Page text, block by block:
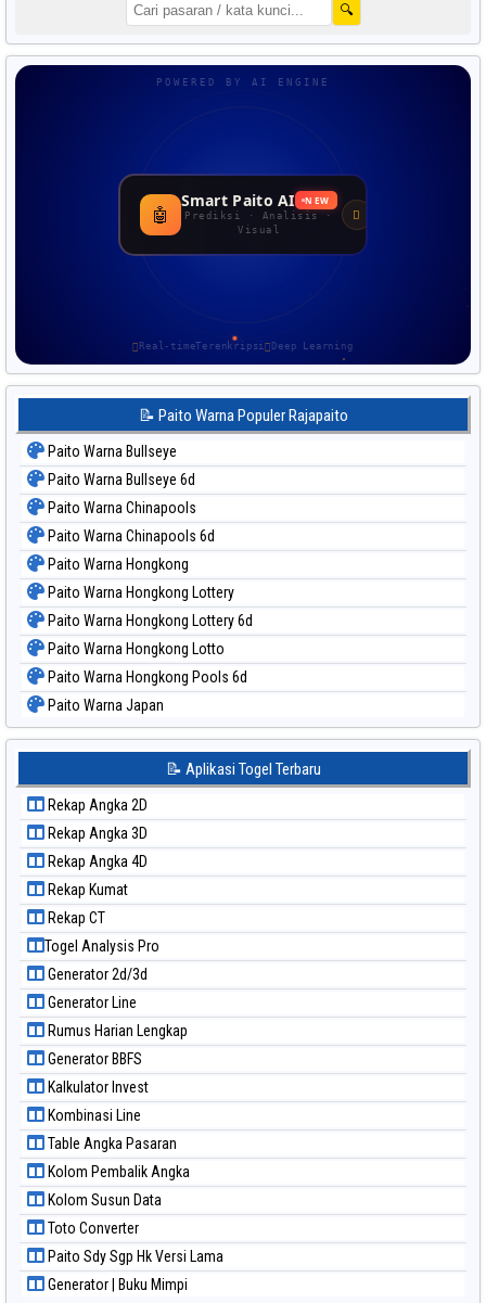
🔍
POWERED BY AI ENGINE
🤖
Smart Paito AI NEW
Prediksi · Analisis ·
Visual
Real-timeTerenkripsi Deep Learning
📝 Paito Warna Populer Rajapaito
Paito Warna Bullseye
Paito Warna Bullseye 6d
Paito Warna Chinapools
Paito Warna Chinapools 6d
Paito Warna Hongkong
Paito Warna Hongkong Lottery
Paito Warna Hongkong Lottery 6d
Paito Warna Hongkong Lotto
Paito Warna Hongkong Pools 6d
Paito Warna Japan
Paito Warna Japan 6d
Paito Warna Kuda Lari
Paito Warna Magnum Cambodia
Paito Warna Nagoya
Paito Warna New York Midday
Paito Warna North Carolina Day
Paito Warna Pcso
Paito Warna Pennsylvania Day
Paito Warna Sao Paulo
Paito Warna Singapore
Paito Warna Sydney
Paito Warna Sydney Lottery
Paito Warna Sydney Lottery 6d
Paito Warna Sydney Lotto
Paito Warna Sydney Pools 6d
Paito Warna Taipei
Paito Warna Taiwan
📝 Aplikasi Togel Terbaru
Rekap Angka 2D
Rekap Angka 3D
Rekap Angka 4D
Rekap Kumat
Rekap CT
Togel Analysis Pro
Generator 2d/3d
Generator Line
Rumus Harian Lengkap
Generator BBFS
Kalkulator Invest
Kombinasi Line
Table Angka Pasaran
Kolom Pembalik Angka
Kolom Susun Data
Toto Converter
Paito Sdy Sgp Hk Versi Lama
Generator | Buku Mimpi